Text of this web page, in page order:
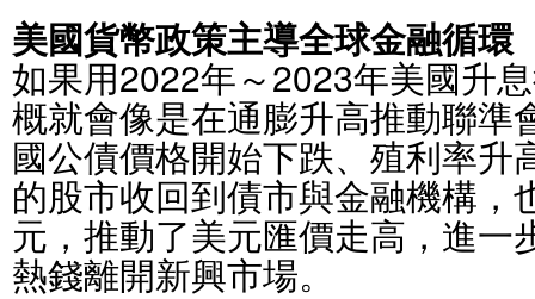
美國貨幣政策主導全球金融循環
如果用2022年～2023年美國升
概就會像是在通膨升高推動聯準
國公債價格開始下跌、殖利率升
的股市收回到債市與金融機構，
元，推動了美元匯價走高，進一
熱錢離開新興市場。